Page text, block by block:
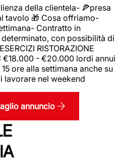
della clientela- 🍕presa
tavolo 🎁 Cosa offriamo-
Contratto in
con possibilità di
RISTORAZIONE
€18.000 - €20.000 lordi annui
ore alla settimana anche su
lavorare nel weekend
annuncio